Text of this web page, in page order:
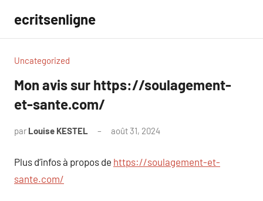
contenu
ecritsenligne
Uncategorized
Mon avis sur https://soulagement-
et-sante.com/
par Louise KESTEL août 31, 2024
Plus d’infos à propos de https://soulagement-et-
sante.com/